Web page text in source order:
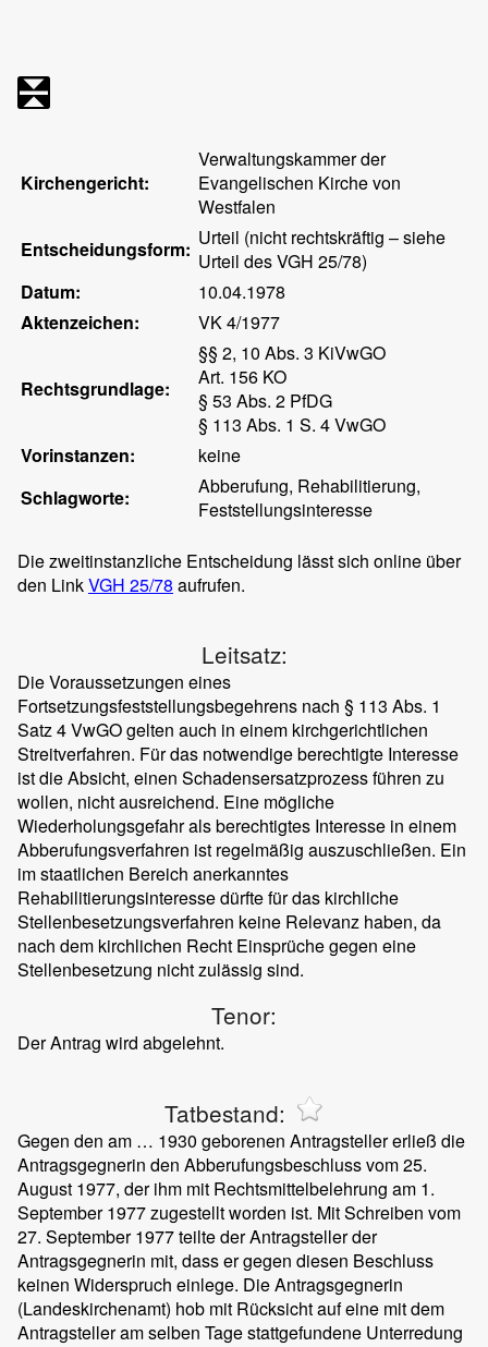
Kirchengericht:
Verwaltungskammer der
Evangelischen Kirche von
Westfalen
Entscheidungsform: Urteil (nicht rechtskräftig – siehe
Urteil des VGH 25/78)
Datum:
10.04.1978
Aktenzeichen:
VK 4/1977
Rechtsgrundlage:
§§ 2, 10 Abs. 3 KiVwGO
Art. 156 KO
§ 53 Abs. 2 PfDG
§ 113 Abs. 1 S. 4 VwGO
Vorinstanzen:
keine
Schlagworte:
Abberufung, Rehabilitierung,
Feststellungsinteresse
Die zweitinstanzliche Entscheidung lässt sich online über
den LinkVGH 25/78 aufrufen.
Leitsatz:
Die Voraussetzungen eines
Fortsetzungsfeststellungsbegehrens nach § 113 Abs. 1
Satz 4 VwGO gelten auch in einem kirchgerichtlichen
Streitverfahren. Für das notwendige berechtigte Interesse
ist die Absicht, einen Schadensersatzprozess führen zu
wollen, nicht ausreichend. Eine mögliche
Wiederholungsgefahr als berechtigtes Interesse in einem
Abberufungsverfahren ist regelmäßig auszuschließen. Ein
im staatlichen Bereich anerkanntes
Rehabilitierungsinteresse dürfte für das kirchliche
Stellenbesetzungsverfahren keine Relevanz haben, da
nach dem kirchlichen Recht Einsprüche gegen eine
Stellenbesetzung nicht zulässig sind.
Tenor:
Der Antrag wird abgelehnt.
Tatbestand:
Gegen den am … 1930 geborenen Antragsteller erließ die
Antragsgegnerin den Abberufungsbeschluss vom 25.
August 1977, der ihm mit Rechtsmittelbelehrung am 1.
September 1977 zugestellt worden ist. Mit Schreiben vom
27. September 1977 teilte der Antragsteller der
Antragsgegnerin mit, dass er gegen diesen Beschluss
keinen Widerspruch einlege. Die Antragsgegnerin
(Landeskirchenamt) hob mit Rücksicht auf eine mit dem
Antragsteller am selben Tage stattgefundene Unterredung